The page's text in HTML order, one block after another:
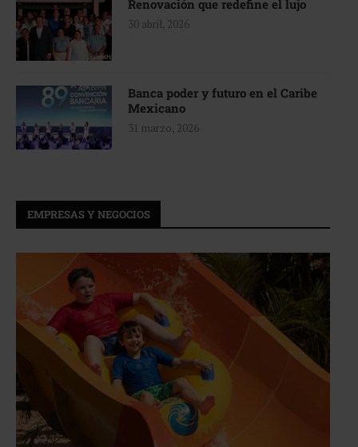
Renovación que redefine el lujo
30 abril, 2026
Banca poder y futuro en el Caribe
Mexicano
31 marzo, 2026
EMPRESAS Y NEGOCIOS